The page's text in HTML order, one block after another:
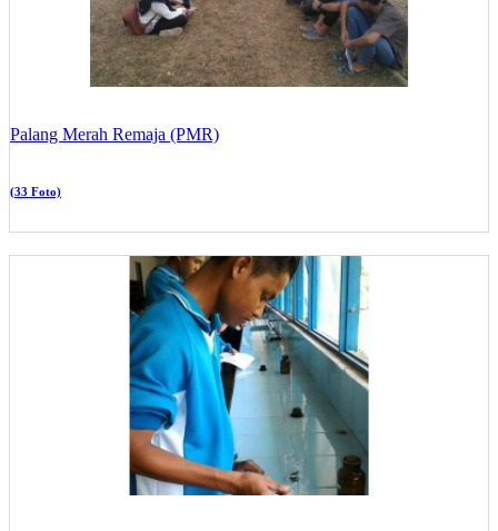
Palang Merah Remaja (PMR)
(33 Foto)